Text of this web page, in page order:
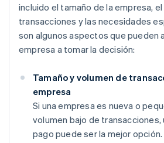
incluido el tamaño de la empresa,
transacciones y las necesidades
son algunos aspectos que pueden
empresa a tomar la decisión:
Tamaño y volumen de
empresa
Si una empresa es nueva o
volumen bajo de
pago puede ser la mejor